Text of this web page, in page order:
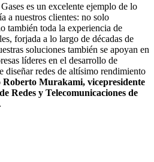
es un excelente ejemplo de lo
a nuestros clientes: no solo
también toda la experiencia de
forjada a lo largo de décadas de
soluciones también se apoyan en
líderes en el desarrollo de
diseñar redes de altísimo rendimiento
Roberto Murakami, vicepresidente
Redes y Telecomunicaciones de
.